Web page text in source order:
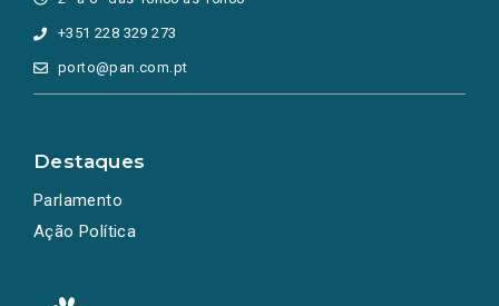
+351 228 329 273
porto@pan.com.pt
Destaques
Parlamento
Ação Política